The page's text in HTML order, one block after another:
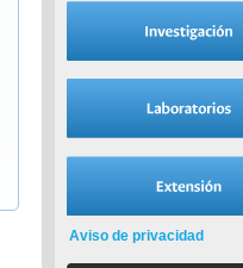
Aviso de privacidad